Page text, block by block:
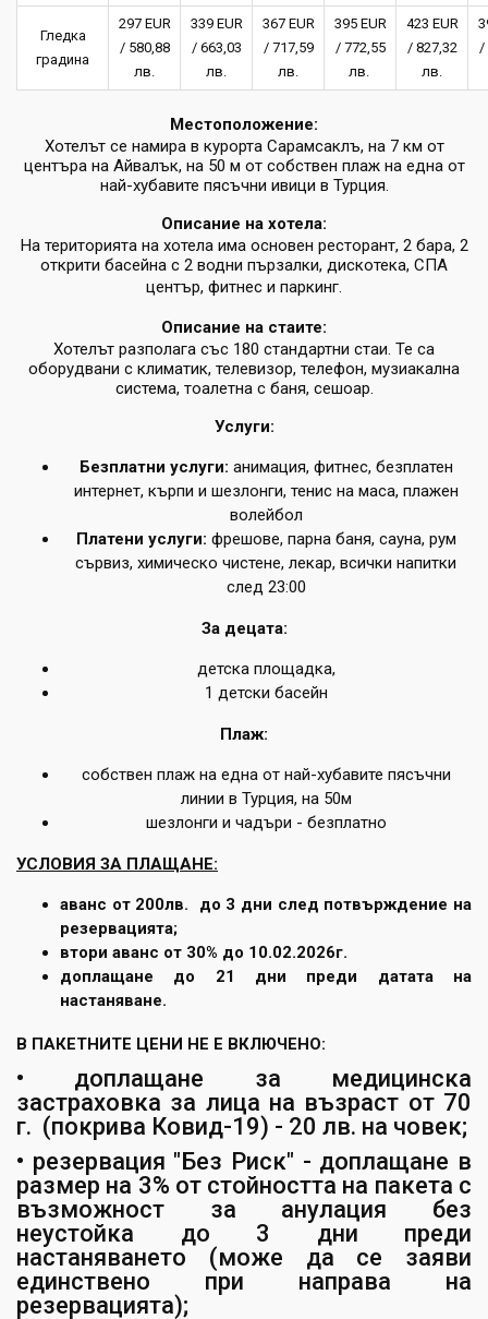
Гледка
градина
297 EUR
/ 580,88
лв.
339 EUR
/ 663,03
лв.
367 EUR
/ 717,59
лв.
395 EUR
/ 772,55
лв.
423 EUR
/ 827,32
лв.
/
Местоположение:
Хотелът се намира в курорта Сарамсаклъ, на 7 км от
центъра на Айвалък, на 50 м от собствен плаж на една от
най-хубавите пясъчни ивици в Турция.
Описание на хотела:
На територията на хотела има основен ресторант, 2 бара, 2
открити басейна с 2 водни пързалки, дискотека, СПА
център, фитнес и паркинг.
Описание на стаите:
Хотелът разполага със 180 стандартни стаи. Те са
оборудвани с климатик, телевизор, телефон, музиакална
система, тоалетна с баня, сешоар.
Услуги:
Безплатни услуги: анимация, фитнес, безплатен
интернет, кърпи и шезлонги, тенис на маса, плажен
волейбол
Платени услуги: фрешове, парна баня, сауна, рум
сървиз, химическо чистене, лекар, всички напитки
след 23:00
За децата:
детска площадка,
1 детски басейн
Плаж:
собствен плаж на една от най-хубавите пясъчни
линии в Турция, на 50м
шезлонги и чадъри - безплатно
УСЛОВИЯ ЗА ПЛАЩАНЕ:
аванс от 200лв. до 3 дни след потвърждение на
резервацията;
втори аванс от 30% до 10.02.2026г.
доплащане до 21 дни преди датата на
настаняване.
В ПАКЕТНИТЕ ЦЕНИ НЕ Е ВКЛЮЧЕНО:
• доплащане за медицинска
застраховка за лица на възраст от 70
г. (покрива Ковид-19) - 20 лв. на човек;
• резервация "Без Риск" - доплащане в
размер на 3% от стойността на пакета с
възможност за анулация без
неустойка до 3 дни преди
настаняването (може да се заяви
единствено при направа на
резервацията);